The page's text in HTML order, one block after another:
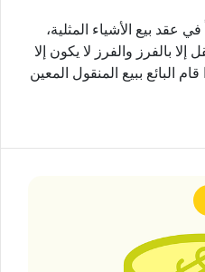
عقد بيع الأشياء المثلية،
إلا بالفرز والفرز لا يكون إلا
البائع ببيع المنقول المعين